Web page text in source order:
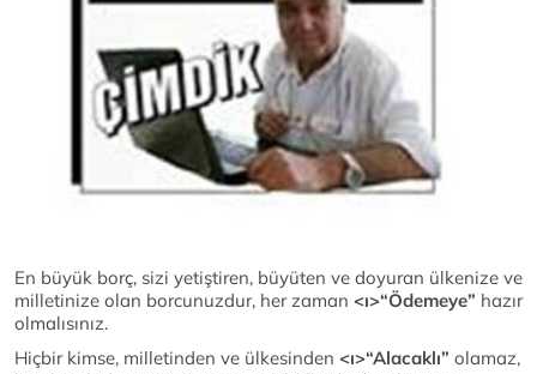
En büyük borç, sizi yetiştiren, büyüten ve doyuran ülkenize ve
milletinize olan borcunuzdur, her zaman <ı>“Ödemeye” hazır
olmalısınız.
Hiçbir kimse, milletinden ve ülkesinden <ı>“Alacaklı” olamaz,